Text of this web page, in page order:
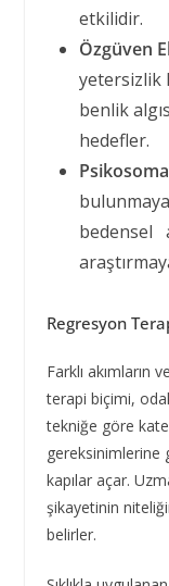
etkilidir.
Özgüven
yetersizlik
benlik
hedefler.
bedensel
Regresyon
Farklı akımların
terapi biçimi,
tekniğe göre
gereksinimlerine
kapılar açar.
şikayetinin
belirler.